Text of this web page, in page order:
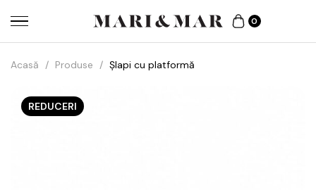
0
Acasă / Produse / Șlapi cu platformă
REDUCERI